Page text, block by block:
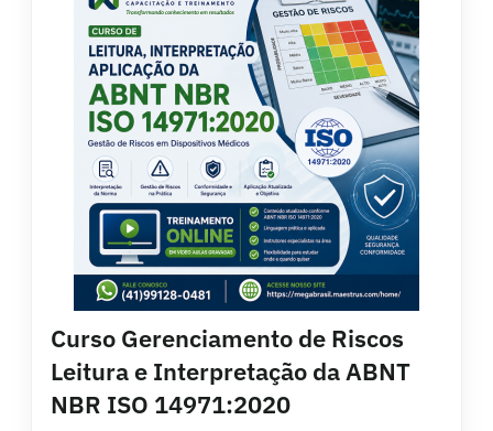
Curso Gerenciamento de Riscos
Leitura e Interpretação da ABNT
NBR ISO 14971:2020